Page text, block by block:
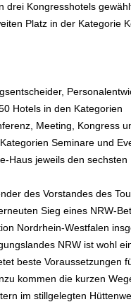
drei Kongresshotels
Platz in der Kategorie
Hotels in den Kategorien
Meeting, Kongress
Seminare und
Haus jeweils den sechsten
des Vorstandes des
Sieg eines NRW-
Nordrhein-Westfalen
NRW ist wohl
beste Voraussetzungen
kommen die kurzen
im stillgelegten